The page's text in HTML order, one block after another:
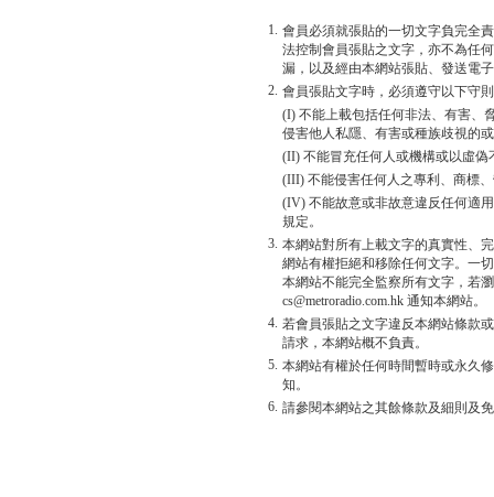
1. 會員必須就張貼的一切文字負完全
法控制會員張貼之文字，亦不為任
漏，以及經由本網站張貼、發送電
2. 會員張貼文字時，必須遵守以下守
(I) 不能上載包括任何非法、有害、
侵害他人私隱、有害或種族歧視的
(II) 不能冒充任何人或機構或以虛
(III) 不能侵害任何人之專利、商標
(IV) 不能故意或非故意違反任何適
規定。
3. 本網站對所有上載文字的真實性、
網站有權拒絕和移除任何文字。一
本網站不能完全監察所有文字，若
cs@metroradio.com.hk 通知本網站。
4. 若會員張貼之文字違反本網站條款
請求，本網站概不負責。
5. 本網站有權於任何時間暫時或永久
知。
6. 請參閱本網站之其餘條款及細則及